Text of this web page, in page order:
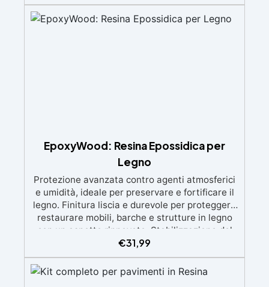
esperienza, con assistenza video/telefonica
gratuita ✅ Economico e Veloce: rinnova le
EpoxyWood: Resina Epossidica per
Legno
Protezione avanzata contro agenti atmosferici
e umidità, ideale per preservare e fortificare il
legno. Finitura liscia e durevole per proteggere
restaurare mobili, barche e strutture in legno
con un aspetto rinnovato. Stabilizzazione del
legno senza bolle d’aria, perfetta per riprisitini e
riparazioni durevoli nel tempo. Elevata
resistenza chimica e meccanica, facilmente
colorabile per progetti creativi e robusti. Adatta
€31,99